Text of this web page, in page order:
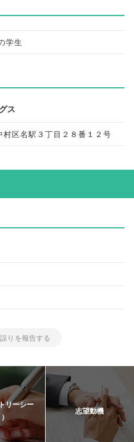
学生
ス
村区名駅３丁目２８番１２号
りを報告する
リーシー
志望動機